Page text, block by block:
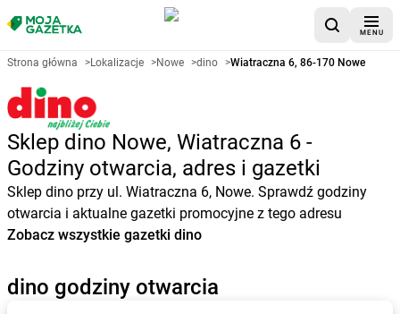
MENU
Strona główna >Lokalizacje >Nowe >dino >Wiatraczna 6, 86-170 Nowe
Sklep dino Nowe, Wiatraczna 6 -
Godziny otwarcia, adres i gazetki
Sklep dino przy ul. Wiatraczna 6, Nowe. Sprawdź godziny
otwarcia i aktualne gazetki promocyjne z tego adresu
Zobacz wszystkie gazetki dino
dino godziny otwarcia